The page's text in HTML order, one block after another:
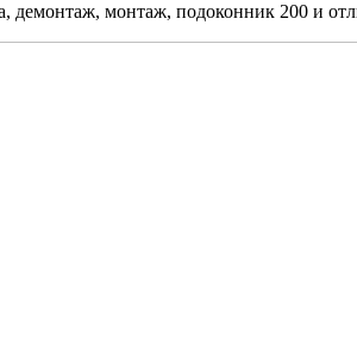
демонтаж, монтаж, подоконник 200 и